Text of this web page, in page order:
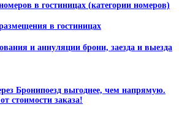
в гостиницах (категории номеров)
в гостиницах
и аннуляции брони, заезда и выезда
Бронипоезд выгоднее, чем напрямую.
стоимости заказа!